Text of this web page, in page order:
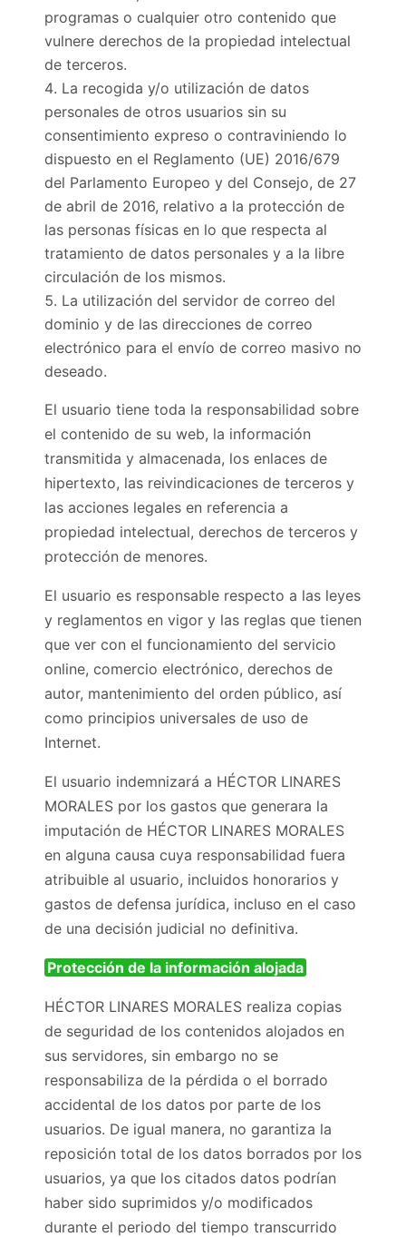
programas o cualquier otro contenido que
vulnere derechos de la propiedad intelectual
de terceros.
La recogida y/o utilización de datos
personales de otros usuarios sin su
consentimiento expreso o contraviniendo lo
dispuesto en el Reglamento (UE) 2016/679
del Parlamento Europeo y del Consejo, de 27
de abril de 2016, relativo a la protección de
las personas físicas en lo que respecta al
tratamiento de datos personales y a la libre
circulación de los mismos.
La utilización del servidor de correo del
dominio y de las direcciones de correo
electrónico para el envío de correo masivo no
deseado.
El usuario tiene toda la responsabilidad sobre
el contenido de su web, la información
transmitida y almacenada, los enlaces de
hipertexto, las reivindicaciones de terceros y
las acciones legales en referencia a
propiedad intelectual, derechos de terceros y
protección de menores.
El usuario es responsable respecto a las leyes
y reglamentos en vigor y las reglas que tienen
que ver con el funcionamiento del servicio
online, comercio electrónico, derechos de
autor, mantenimiento del orden público, así
como principios universales de uso de
Internet.
El usuario indemnizará a HÉCTOR LINARES
MORALES por los gastos que generara la
imputación de HÉCTOR LINARES MORALES
en alguna causa cuya responsabilidad fuera
atribuible al usuario, incluidos honorarios y
gastos de defensa jurídica, incluso en el caso
de una decisión judicial no definitiva.
Protección de la información alojada
HÉCTOR LINARES MORALES realiza copias
de seguridad de los contenidos alojados en
sus servidores, sin embargo no se
responsabiliza de la pérdida o el borrado
accidental de los datos por parte de los
usuarios. De igual manera, no garantiza la
reposición total de los datos borrados por los
usuarios, ya que los citados datos podrían
haber sido suprimidos y/o modificados
durante el periodo del tiempo transcurrido